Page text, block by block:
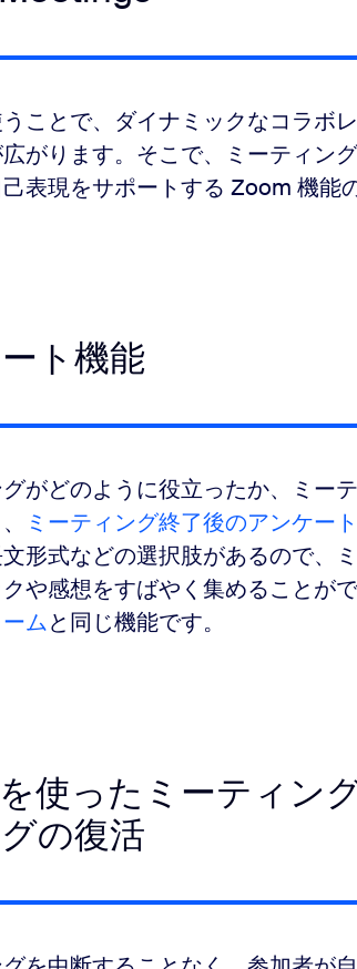
ことで、ダイナミックなコラボ
がります。そこで、ミーティン
表現をサポートする Zoom 機能
ト機能
グがどのように役立ったか、ミー
ミーティング終了後のアンケート
形式などの選択肢があるので、
や感想をすばやく集めることが
ムと同じ機能です。
使ったミーティン
の復活